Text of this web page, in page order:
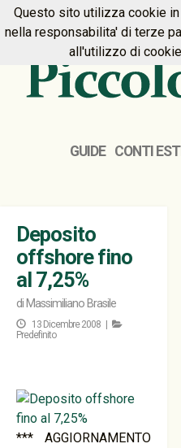
HOME PREMIUM
GUIDE CONTI
Deposito
offshore fino
al 7,25%
di Massimiliano Brasile
13 Dicembre 2008 |
Predefinito
*** AGGIORNAMENTO
Questo sito utilizza cookie
nella responsabilita' di terze
all'utilizzo di